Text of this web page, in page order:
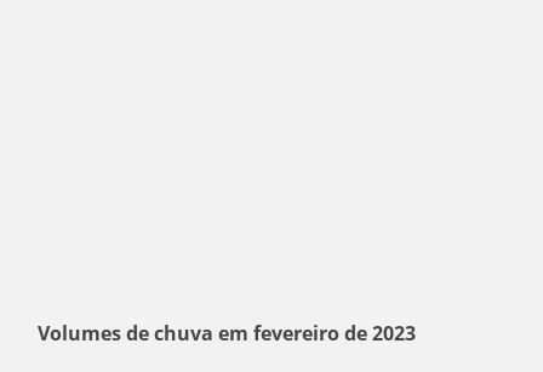
Volumes de chuva em fevereiro de 2023